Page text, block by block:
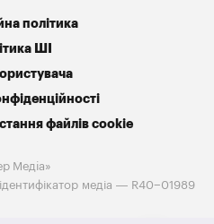
політика
ШІ
файлів cookie
Медiа»
медіа — R40−01989